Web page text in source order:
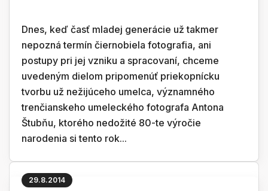
Dnes, keď časť mladej generácie už takmer
nepozná termín čiernobiela fotografia, ani
postupy pri jej vzniku a spracovaní, chceme
uvedeným dielom pripomenúť priekopnícku
tvorbu už nežijúceho umelca, významného
trenčianskeho umeleckého fotografa Antona
Štubňu, ktorého nedožité 80-te výročie
narodenia si tento rok...
29.8.2014